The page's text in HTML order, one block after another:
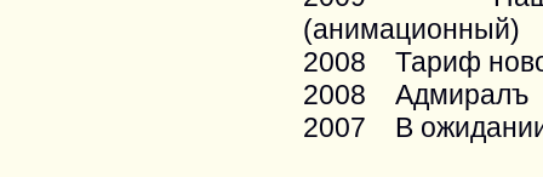
(анимационный)
2008 Тариф
2008 Адмиралъ
2007 В